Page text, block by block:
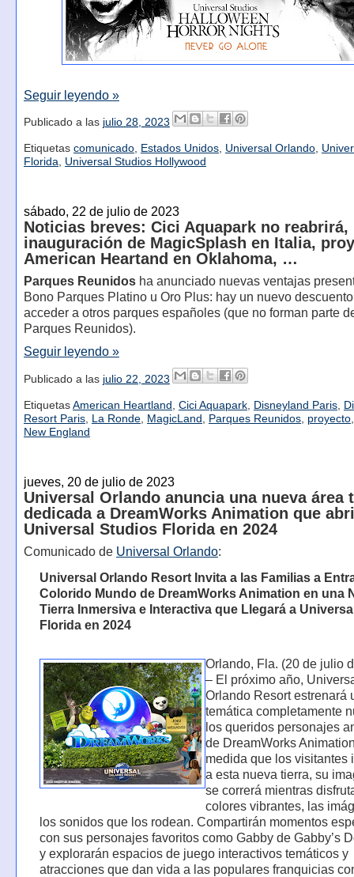
Seguir leyendo »
Publicado a las julio 28, 2023
Etiquetas comunicado, Estados Unidos, Universal Orlando,
Florida, Universal Studios Hollywood
sábado, 22 de julio de 2023
Noticias breves: Cici Aquapark no reabrirá,
inauguración de MagicSplash en Italia,
American Heartand en Oklahoma, …
Parques Reunidosha anunciado nuevas ventajas
Bono Parques Platino u Oro Plus: hay un nuevo
acceder a otros parques españoles (que no forman parte
Parques Reunidos).
Seguir leyendo »
Publicado a las julio 22, 2023
Etiquetas American Heartland , Cici Aquapark, Disneyland Paris,
Resort Paris, La Ronde, MagicLand , Parques Reunidos, proyecto
New England
jueves, 20 de julio de 2023
Universal Orlando anuncia una nueva área
dedicada a DreamWorks Animation que
Universal Studios Florida en 2024
Comunicado de Universal Orlando:
Universal Orlando Resort Invita a las Familias a
Colorido Mundo de DreamWorks Animation en una
Tierra Inmersiva e Interactiva que Llegará a
Florida en 2024
Orlando, Fla. (20 de julio
– El próximo año,
Orlando Resort estrenará
temática completamente
los queridos personajes
de DreamWorks
medida que los visitantes
a esta nueva tierra, su
se correrá mientras
colores vibrantes, las
los sonidos que los rodean. Compartirán momentos
con sus personajes favoritos como Gabby de Gabby’s
y explorarán espacios de juego interactivos temáticos y
atracciones que dan vida a las populares franquicias